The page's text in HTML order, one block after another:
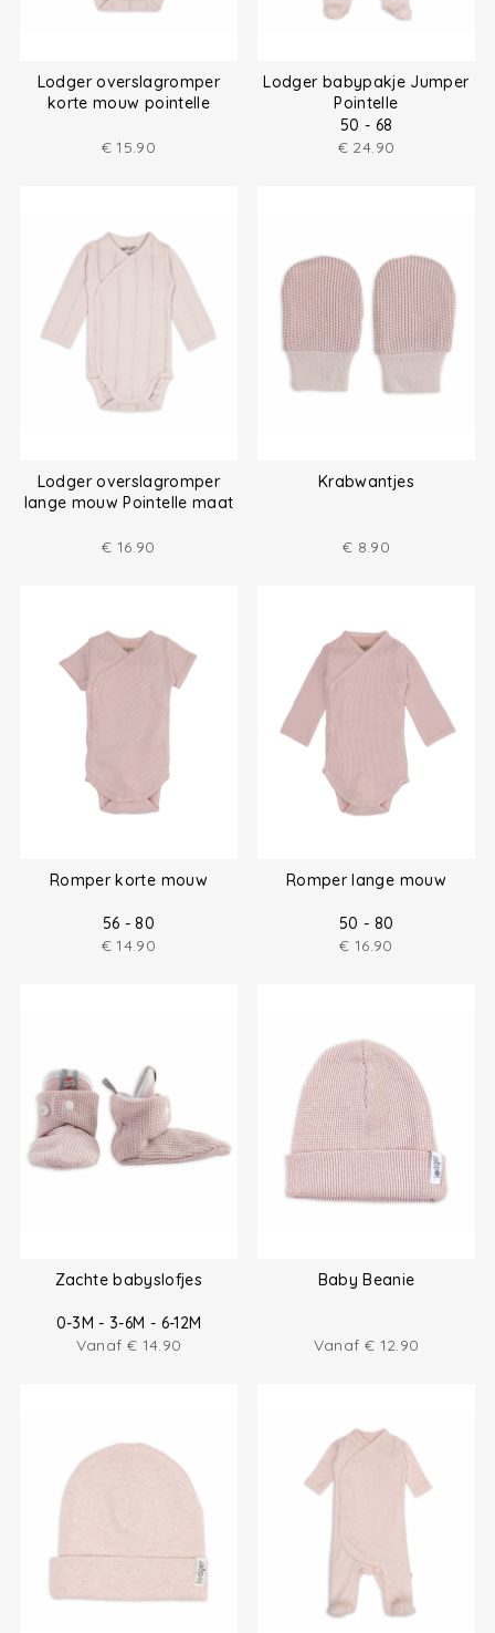
Lodger overslagromper
korte mouw pointelle
€ 15.90
Lodger babypakje Jumper
Pointelle
50 - 68
€ 24.90
Lodger overslagromper
lange mouw Pointelle maat
€ 16.90
Krabwantjes
€ 8.90
Romper korte mouw
56 - 80
€ 14.90
Romper lange mouw
50 - 80
€ 16.90
Zachte babyslofjes
0-3M - 3-6M - 6-12M
Vanaf € 14.90
Baby Beanie
Vanaf € 12.90